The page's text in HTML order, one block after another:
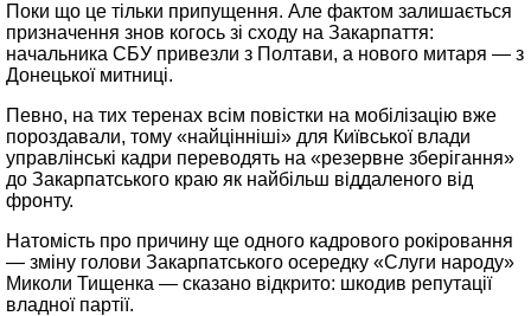
Поки що це тільки припущення. Але фактом залишається
призначення знов когось зі сходу на Закарпаття:
начальника СБУ привезли з Полтави, а нового митаря — з
Донецької митниці.
Певно, на тих теренах всім повістки на мобілізацію вже
пороздавали, тому «найцінніші» для Київської влади
управлінські кадри переводять на «резервне зберігання»
до Закарпатського краю як найбільш віддаленого від
фронту.
Натомість про причину ще одного кадрового рокіровання
— зміну голови Закарпатського осередку «Слуги народу»
Миколи Тищенка — сказано відкрито: шкодив репутації
владної партії.